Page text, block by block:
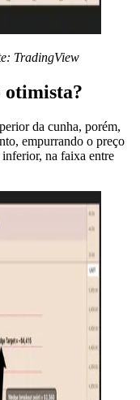
TradingView
otimista?
da cunha, porém,
empurrando o preço
na faixa entre